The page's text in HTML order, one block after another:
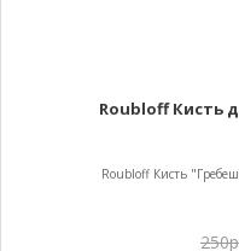
Roubloff Кисть
Roubloff Кисть
250